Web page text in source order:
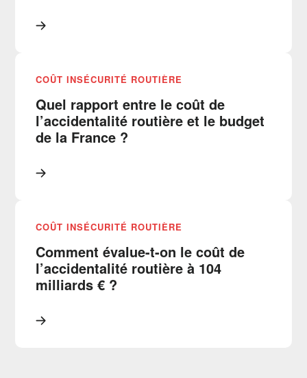
COÛT INSÉCURITÉ ROUTIÈRE
Quel rapport entre le coût de
l’accidentalité routière et le budget
de la France ?
COÛT INSÉCURITÉ ROUTIÈRE
Comment évalue-t-on le coût de
l’accidentalité routière à 104
milliards € ?